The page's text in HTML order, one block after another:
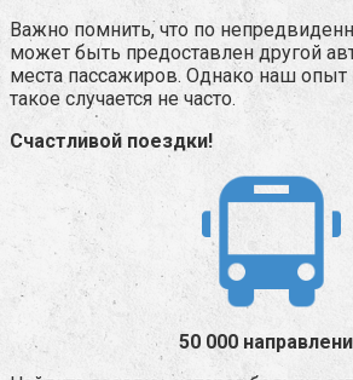
Важно помнить, что по
может быть предоставлен другой
места пассажиров. Однако наш опыт
такое случается не часто.
Счастливой поездки!
50 000